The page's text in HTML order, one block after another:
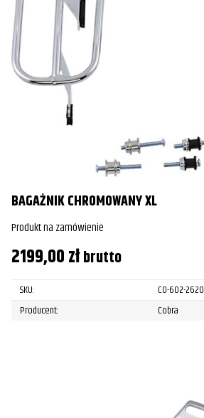
BAGAŻNIK CHROMOWANY XL
Produkt na zamówienie
2199,00złbrutto
SKU:
CO-602-2620
Producent:
Cobra